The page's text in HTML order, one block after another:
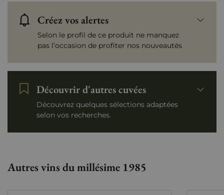
Créez vos alertes
Selon le profil de ce produit ne manquez
pas l’occasion de profiter nos nouveautés
Découvrir d'autres cuvées
Découvrez quelques sélections adaptées
selon vos recherches.
Autres vins du millésime 1985